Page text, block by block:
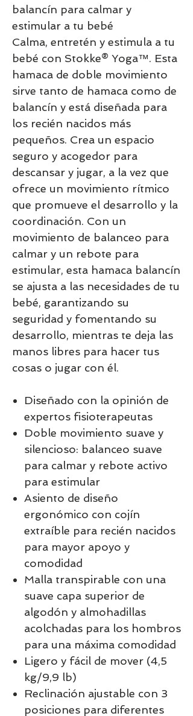
balancín para calmar y
estimular a tu bebé
Calma, entretén y estimula a tu
bebé con Stokke® Yoga™. Esta
hamaca de doble movimiento
sirve tanto de hamaca como de
balancín y está diseñada para
los recién nacidos más
pequeños. Crea un espacio
seguro y acogedor para
descansar y jugar, a la vez que
ofrece un movimiento rítmico
que promueve el desarrollo y la
coordinación. Con un
movimiento de balanceo para
calmar y un rebote para
estimular, esta hamaca balancín
se ajusta a las necesidades de tu
bebé, garantizando su
seguridad y fomentando su
desarrollo, mientras te deja las
manos libres para hacer tus
cosas o jugar con él.
Diseñado con la opinión de
expertos fisioterapeutas
Doble movimiento suave y
silencioso: balanceo suave
para calmar y rebote activo
para estimular
Asiento de diseño
ergonómico con cojín
extraíble para recién nacidos
para mayor apoyo y
comodidad
Malla transpirable con una
suave capa superior de
algodón y almohadillas
acolchadas para los hombros
para una máxima comodidad
Ligero y fácil de mover (4,5
kg/9,9 lb)
Reclinación ajustable con 3
posiciones para diferentes